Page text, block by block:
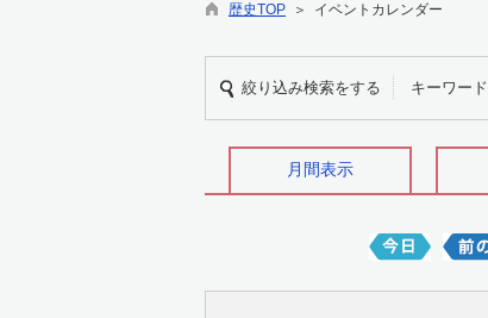
歴史TOP ＞ イベントカレンダー
絞り込み検索をする キーワード
月間表示